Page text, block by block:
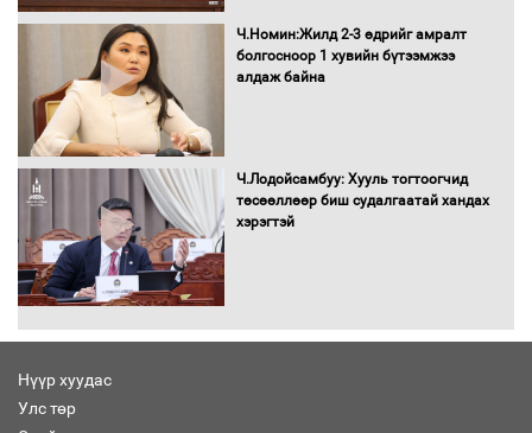
Ч.Номин:Жилд 2-3 өдрийг амралт
болгосноор 1 хувийн бүтээмжээ
алдаж байна
Ч.Лодойсамбуу: Хууль тогтоогчид
төсөөллөөр биш судалгаатай хандах
хэрэгтэй
Нүүр хуудас
Улс төр